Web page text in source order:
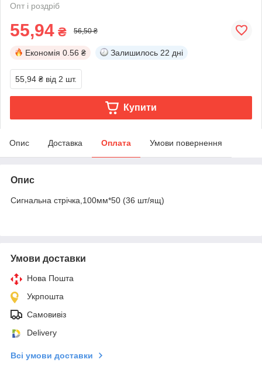
Опт і роздріб
55,94 ₴ 56,50 ₴
Економія 0.56 ₴ Залишилось 22 дні
55,94 ₴ від 2 шт.
Купити
Опис Доставка Оплата Умови повернення
Опис
Сигнальна стрічка,100мм*50 (36 шт/ящ)
Умови доставки
Нова Пошта
Укрпошта
Самовивіз
Delivery
Всі умови доставки